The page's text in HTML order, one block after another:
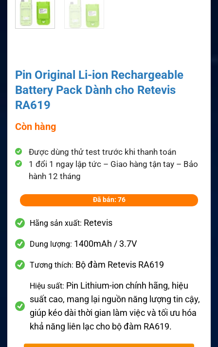
Pin Original Li-ion Rechargeable
Battery Pack Dành cho Retevis
RA619
Còn hàng
Được dùng thử test trước khi thanh toán
1 đổi 1 ngay lập tức – Giao hàng tận tay – Bảo
hành 12 tháng
Đã bán: 76
Hãng sản xuất: Retevis
Dung lượng: 1400mAh / 3.7V
Tương thích: Bộ đàm Retevis RA619
Hiệu suất: Pin Lithium-ion chính hãng, hiệu
suất cao, mang lại nguồn năng lượng tin cậy,
giúp kéo dài thời gian làm việc và tối ưu hóa
khả năng liên lạc cho bộ đàm RA619.